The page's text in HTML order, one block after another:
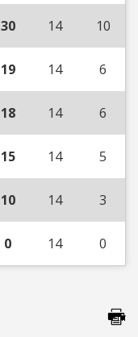
30 14 10
19 14 6
18 14 6
15 14 5
10 14 3
0 14 0